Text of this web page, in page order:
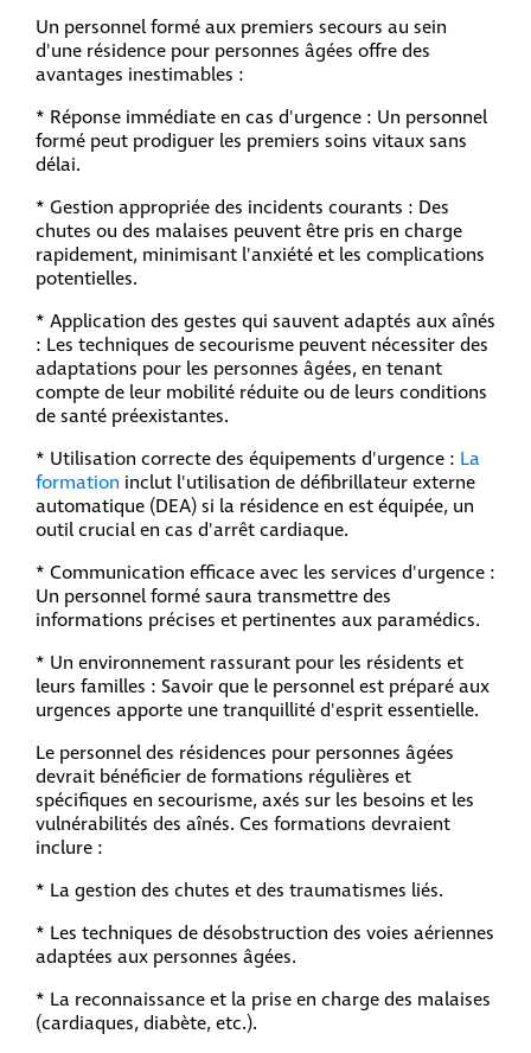
Un personnel formé aux premiers secours au sein
d'une résidence pour personnes âgées offre des
avantages inestimables :
* Réponse immédiate en cas d'urgence : Un personnel
formé peut prodiguer les premiers soins vitaux sans
délai.
* Gestion appropriée des incidents courants : Des
chutes ou des malaises peuvent être pris en charge
rapidement, minimisant l'anxiété et les complications
potentielles.
* Application des gestes qui sauvent adaptés aux aînés
: Les techniques de secourisme peuvent nécessiter des
adaptations pour les personnes âgées, en tenant
compte de leur mobilité réduite ou de leurs conditions
de santé préexistantes.
* Utilisation correcte des équipements d'urgence : La
formation inclut l'utilisation de défibrillateur externe
automatique (DEA) si la résidence en est équipée, un
outil crucial en cas d'arrêt cardiaque.
* Communication efficace avec les services d'urgence :
Un personnel formé saura transmettre des
informations précises et pertinentes aux paramédics.
* Un environnement rassurant pour les résidents et
leurs familles : Savoir que le personnel est préparé aux
urgences apporte une tranquillité d'esprit essentielle.
Le personnel des résidences pour personnes âgées
devrait bénéficier de formations régulières et
spécifiques en secourisme, axés sur les besoins et les
vulnérabilités des aînés. Ces formations devraient
inclure :
* La gestion des chutes et des traumatismes liés.
* Les techniques de désobstruction des voies aériennes
adaptées aux personnes âgées.
* La reconnaissance et la prise en charge des malaises
(cardiaques, diabète, etc.).